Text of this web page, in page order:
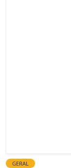
GERAL